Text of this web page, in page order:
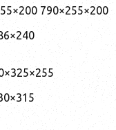
790×255×200